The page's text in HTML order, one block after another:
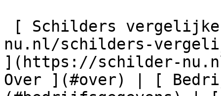
nu.nl/schilders-
](https://schilder-
Over ](#over) | [